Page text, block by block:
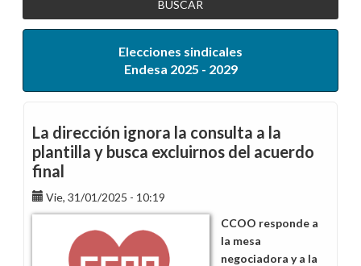
Elecciones sindicales
Endesa 2025 - 2029
La dirección ignora la consulta a la
plantilla y busca excluirnos del acuerdo
final
Vie, 31/01/2025 - 10:19
CCOO responde a
la mesa
negociadora y a la